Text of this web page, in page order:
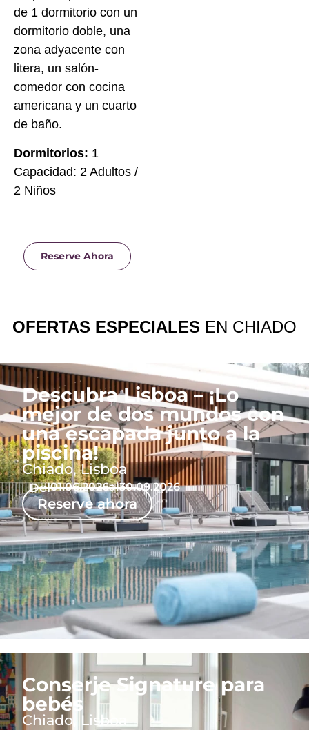
de 1 dormitorio con un
dormitorio doble, una
zona adyacente con
litera, un salón-
comedor con cocina
americana y un cuarto
de baño.
Dormitorios: 1
Capacidad: 2 Adultos /
2 Niños
Reserve Ahora
OFERTAS ESPECIALES EN CHIADO
Descubra Lisboa – ¡Lo
mejor de dos mundos con
una escapada junto a la
piscina!
Chiado, Lisboa
Reserve ahora
Del01.06.2026al30.09.2026
Conserje Signature para
bebés
Chiado, Lisboa